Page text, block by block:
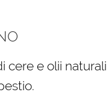
e olii naturali